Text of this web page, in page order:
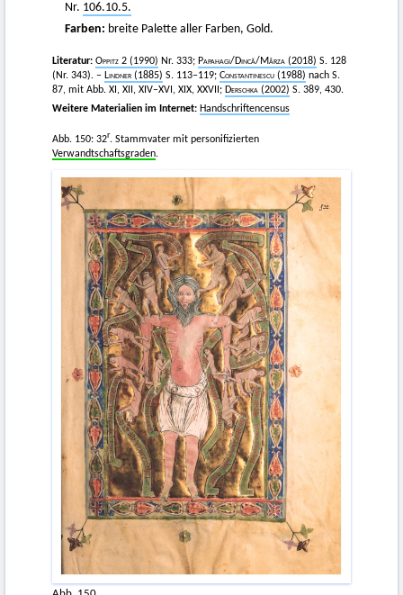
Nr. 106.10.5.
Farben: breite Palette aller Farben, Gold.
Literatur: Oppitz 2 (1990) Nr. 333; Papahagi/Dincă/Mârza (2018) S. 128
(Nr. 343). – Lindner (1885) S. 113–119; Constantinescu (1988) nach S.
87, mit Abb. XI, XII, XIV–XVI, XIX, XXVII; Derschka (2002) S. 389, 430.
Weitere Materialien im Internet: Handschriftencensus
Abb. 150: 32r. Stammvater mit personifizierten
Verwandtschaftsgraden.